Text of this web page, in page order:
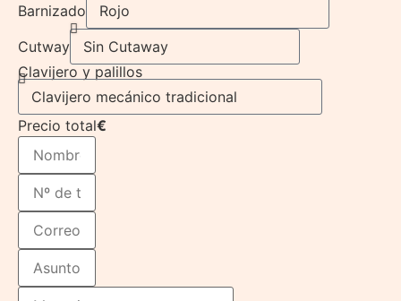
Barnizado
Cutway
Clavijero y palillos
Precio total€